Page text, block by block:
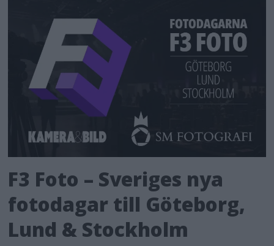
F3 Foto – Sveriges nya
fotodagar till Göteborg,
Lund & Stockholm